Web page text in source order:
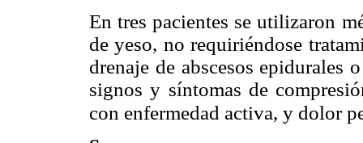
En tres pacientes se utilizaron
de yeso, no requiriéndose
drenaje de abscesos epidurales
signos y síntomas de
con enfermedad activa, y dolor